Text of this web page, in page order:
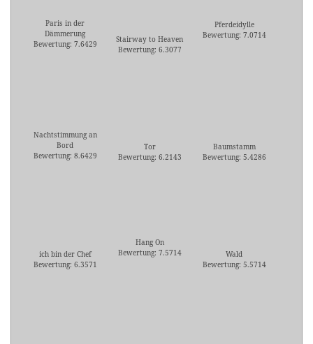
Paris in der
Dämmerung
Bewertung: 7.6429
Stairway to Heaven
Bewertung: 6.3077
Pferdeidylle
Bewertung: 7.0714
Nachtstimmung an
Bord
Bewertung: 8.6429
Tor
Bewertung: 6.2143
Baumstamm
Bewertung: 5.4286
ich bin der Chef
Bewertung: 6.3571
Hang On
Bewertung: 7.5714
Wald
Bewertung: 5.5714